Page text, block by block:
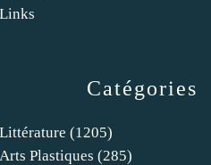
Catégories
Littérature (1205)
Arts Plastiques (285)
Links